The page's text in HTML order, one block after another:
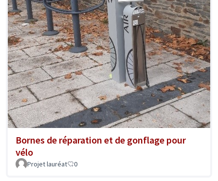
Bornes de réparation et de gonflage pour
vélo
Projet lauréat 0